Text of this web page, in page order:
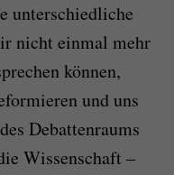
unterschiedliche
nicht einmal mehr
können,
und uns
Debattenraums
Wissenschaft –